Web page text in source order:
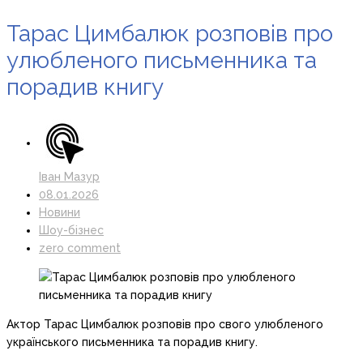
Тарас Цимбалюк розповів про
улюбленого письменника та
порадив книгу
Іван Мазур
08.01.2026
Новини
Шоу-бізнес
zero comment
Актор Тарас Цимбалюк розповів про свого улюбленого
українського письменника та порадив книгу.